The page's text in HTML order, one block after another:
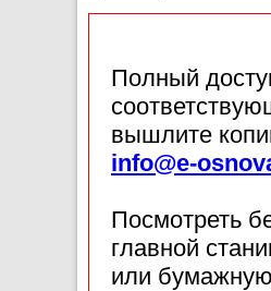
Полный
вышлите
info@e-
Посмотреть
главной
или